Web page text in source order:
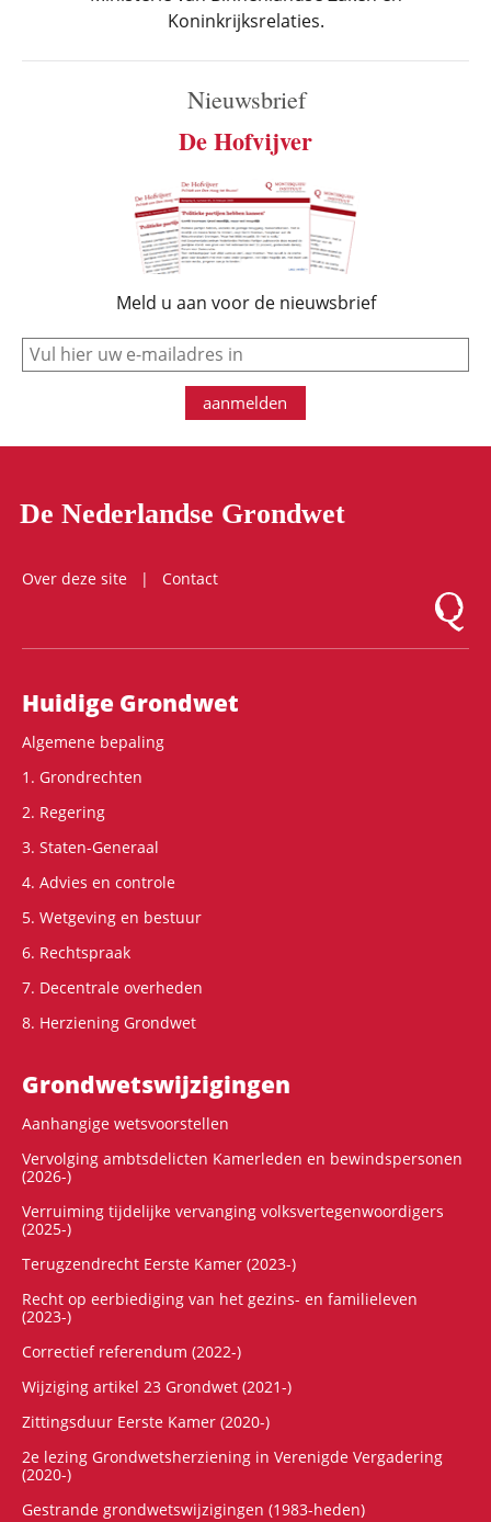
Koninkrijksrelaties.
Nieuwsbrief
De Hofvijver
Meld u aan voor de nieuwsbrief
e-mail
aanmelden
De Nederlandse Grondwet
Over deze site
Contact
Logo
Hoofdnavigatie
Huidige Grondwet
Algemene bepaling
1. Grondrechten
2. Regering
3. Staten-Generaal
4. Advies en controle
5. Wetgeving en bestuur
6. Rechtspraak
7. Decentrale overheden
8. Herziening Grondwet
Grondwets­wijzigingen
Aanhangige wetsvoorstellen
Vervolging ambtsdelicten Kamerleden en bewindspersonen
(2026-)
Verruiming tijdelijke vervanging volksvertegenwoordigers
(2025-)
Terugzendrecht Eerste Kamer (2023-)
Recht op eerbiediging van het gezins- en familieleven
(2023-)
Correctief referendum (2022-)
Wijziging artikel 23 Grondwet (2021-)
Zittingsduur Eerste Kamer (2020-)
2e lezing Grondwetsherziening in Verenigde Vergadering
(2020-)
Gestrande grondwetswijzigingen (1983-heden)